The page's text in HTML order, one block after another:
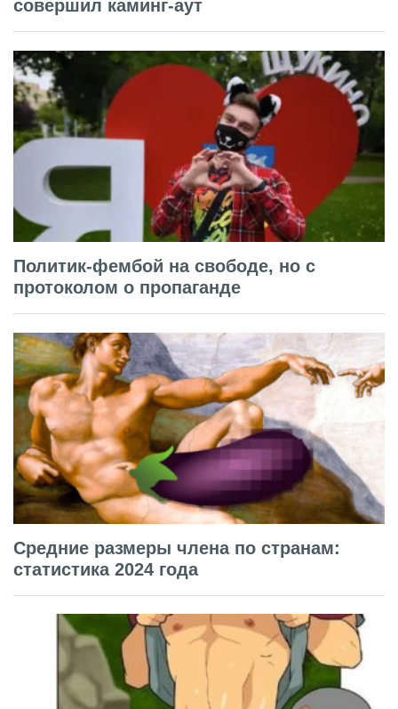
совершил каминг-аут
Политик-фембой на свободе, но с
протоколом о пропаганде
Средние размеры члена по странам:
статистика 2024 года